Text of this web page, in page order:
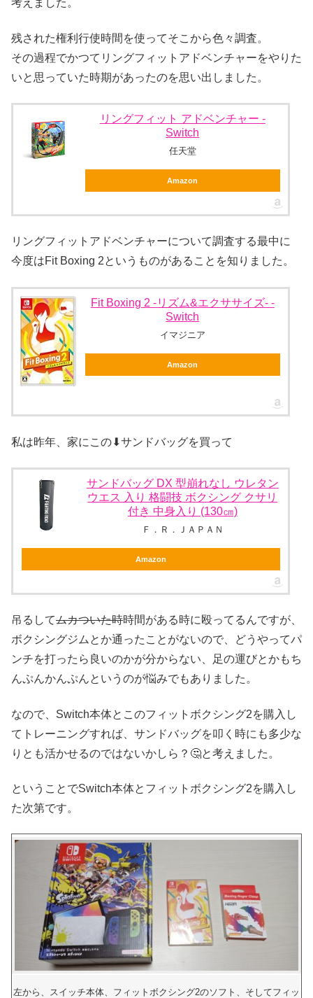
考えました。
残された権利行使時間を使ってそこから色々調査。
その過程でかつてリングフィットアドベンチャーをやりた
いと思っていた時期があったのを思い出しました。
リングフィット アドベンチャー -
Switch
任天堂
Amazon
リングフィットアドベンチャーについて調査する最中に
今度はFit Boxing 2というものがあることを知りました。
Fit Boxing 2 -リズム&エクササイズ- -
Switch
イマジニア
Amazon
私は昨年、家にこの⬇サンドバッグを買って
サンドバッグ DX 型崩れなし ウレタン
ウエス 入り 格闘技 ボクシング クサリ
付き 中身入り (130㎝)
Ｆ．Ｒ．ＪＡＰＡＮ
Amazon
吊るしてムカついた時時間がある時に殴ってるんですが、
ボクシングジムとか通ったことがないので、どうやってパ
ンチを打ったら良いのかが分からない、足の運びとかもち
んぷんかんぷんというのが悩みでもありました。
なので、Switch本体とこのフィットボクシング2を購入し
てトレーニングすれば、サンドバッグを叩く時にも多少な
りとも活かせるのではないかしら？🤔と考えました。
ということでSwitch本体とフィットボクシング2を購入し
た次第です。
左から、スイッチ本体、フィットボクシング2のソフト、そしてフィッ